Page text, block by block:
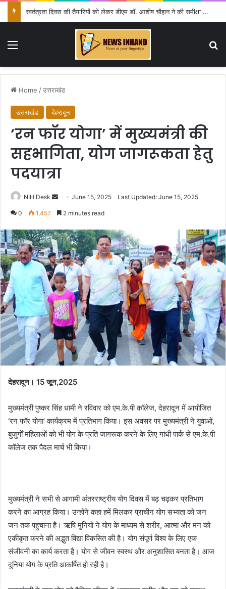
स्वतंत्रता दिवस की तैयारियों को लेकर डीएम डॉ. आशीष चौहान ने की समीक्षा बैठक
Menu
Home /उत्तराखंड
उत्तराखंड देहरादून
‘रन फॉर योगा’ में मुख्यमंत्री की
सहभागिता, योग जागरूकता हेतु
पदयात्रा
NIH Desk
Send
an
June 15, 2025 Last Updated: June 15, 2025
0 1,457 2 minutes read
देहरादून। 15 जून,2025
मुख्यमंत्री पुष्कर सिंह धामी ने रविवार को एम.के.पी कॉलेज, देहरादून में आयोजित
‘रन फॉर योगा’ कार्यक्रम में प्रतिभाग किया। इस अवसर पर मुख्यमंत्री ने युवाओं,
बुजुर्गों महिलाओं को भी योग के प्रति जागरूक करने के लिए गांधी पार्क से एम.के.पी
कॉलेज तक पैदल मार्च भी किया।
मुख्यमंत्री ने सभी से आगामी अंतरराष्ट्रीय योग दिवस में बढ़ चढ़कर प्रतिभाग
करने का आग्रह किया। उन्होंने कहा हमें मिलकर प्राचीन योग सभ्यता को जन
जन तक पहुंचाना है। ऋषि मुनियों ने योग के माध्यम से शरीर, आत्मा और मन को
एकीकृत करने की अद्भुत विद्या विकसित की है। योग संपूर्ण विश्व के लिए एक
संजीवनी का कार्य करता है। योग से जीवन स्वस्थ और अनुशासित बनता है। आज
दुनिया योग के प्रति आकर्षित हो रही है।